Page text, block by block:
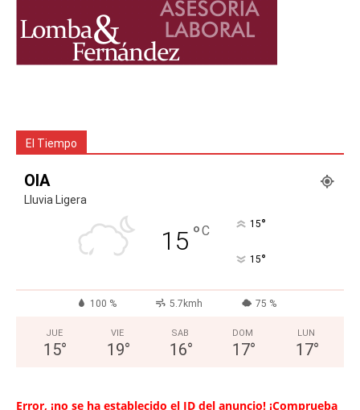
El Tiempo
OIA
Lluvia Ligera
15 °C 15°
15°
100 % 5.7kmh 75 %
JUE
15°
VIE
19°
SAB
16°
DOM
17°
LUN
17°
Error, ¡no se ha establecido el ID del anuncio! ¡Comprueba